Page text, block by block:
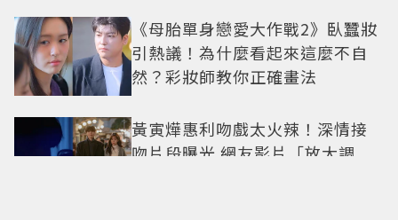
《母胎單身戀愛大作戰2》臥蠶妝
引熱議！為什麼看起來這麼不自
然？彩妝師教你正確畫法
黃寅燁惠利吻戲太火辣！深情接
吻片段曝光 網友影片「放大調